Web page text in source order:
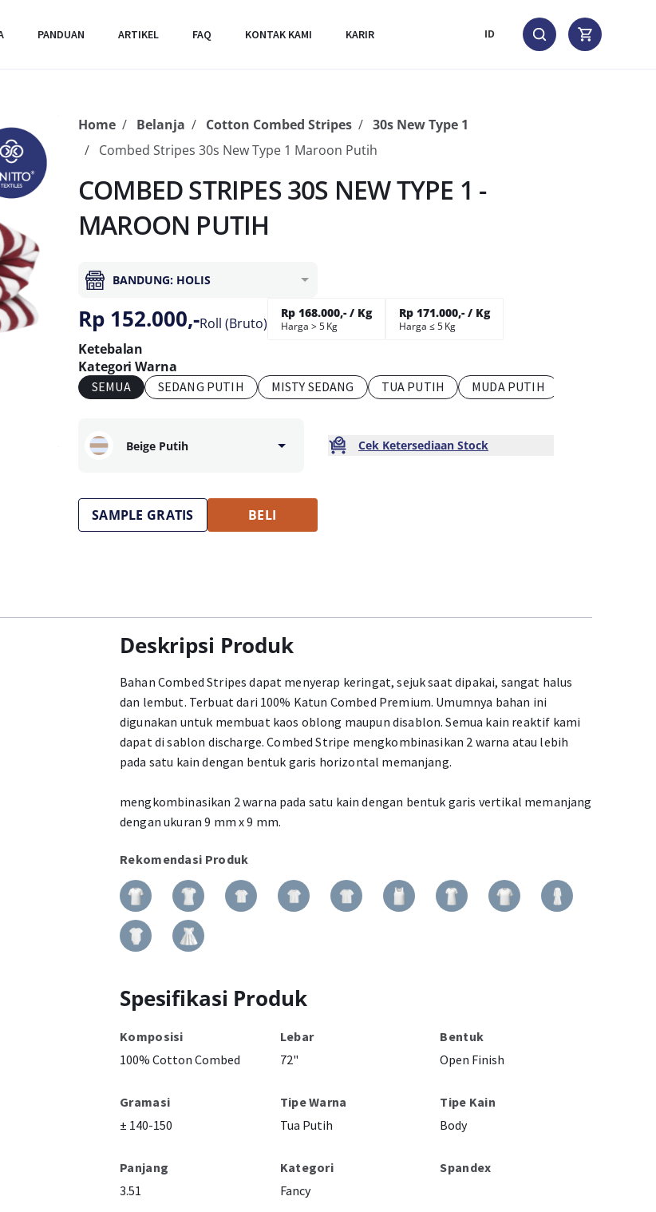
PANDUAN ARTIKEL FAQ KONTAK KAMI KARIR ID
Home Belanja Cotton Combed Stripes
30s New Type 1
Combed Stripes 30s New Type 1 Maroon Putih
COMBED STRIPES 30S NEW TYPE 1 -
MAROON PUTIH
BANDUNG: HOLIS
Rp 152.000,-Roll (Bruto)
Rp 168.000,- / Kg
Harga > 5 Kg
Rp 171.000,- / Kg
Harga ≤ 5 Kg
Ketebalan
Kategori Warna
SEMUA SEDANG PUTIH MISTY SEDANG TUA PUTIH MUDA PUTIH
Beige Putih Cek Ketersediaan Stock
SAMPLE GRATIS BELI
Deskripsi Produk
Bahan Combed Stripes dapat menyerap keringat, sejuk saat dipakai, sangat halus
dan lembut. Terbuat dari 100% Katun Combed Premium. Umumnya bahan ini
digunakan untuk membuat kaos oblong maupun disablon. Semua kain reaktif kami
dapat di sablon discharge. Combed Stripe mengkombinasikan 2 warna atau lebih
pada satu kain dengan bentuk garis horizontal memanjang.
mengkombinasikan 2 warna pada satu kain dengan bentuk garis vertikal memanjang
dengan ukuran 9 mm x 9 mm.
Rekomendasi Produk
Spesifikasi Produk
Komposisi
100% Cotton Combed
Lebar
72"
Bentuk
Open Finish
Gramasi
± 140-150
Tipe Warna
Tua Putih
Tipe Kain
Body
Panjang
3.51
Kategori
Fancy
Spandex